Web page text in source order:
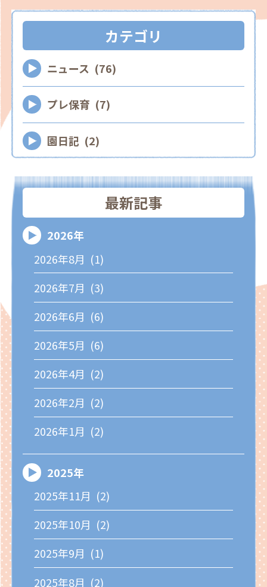
カテゴリ
ニュース (76)
プレ保育 (7)
園日記 (2)
最新記事
2026年
2026年8月 (1)
2026年7月 (3)
2026年6月 (6)
2026年5月 (6)
2026年4月 (2)
2026年2月 (2)
2026年1月 (2)
2025年
2025年11月 (2)
2025年10月 (2)
2025年9月 (1)
2025年8月 (2)